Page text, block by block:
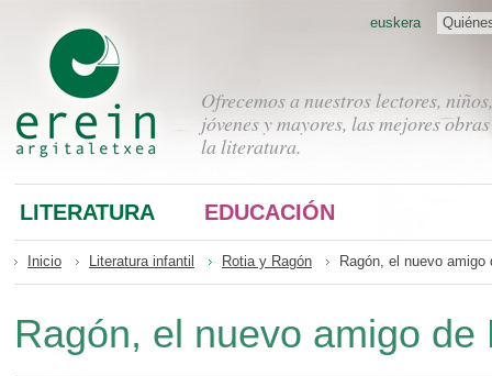
Ofrecemos a nuestros lectores, niños,
jóvenes y mayores, las mejores
la literatura.
euskera
LITERATURA EDUCACIÓN
Inicio Literatura infantil Rotia y Ragón Ragón, el nuevo amigo
Ragón, el nuevo amigo de